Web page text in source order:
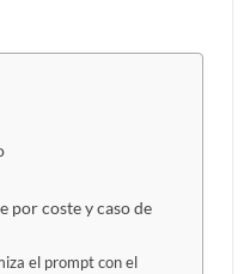
por coste y caso de
el prompt con el